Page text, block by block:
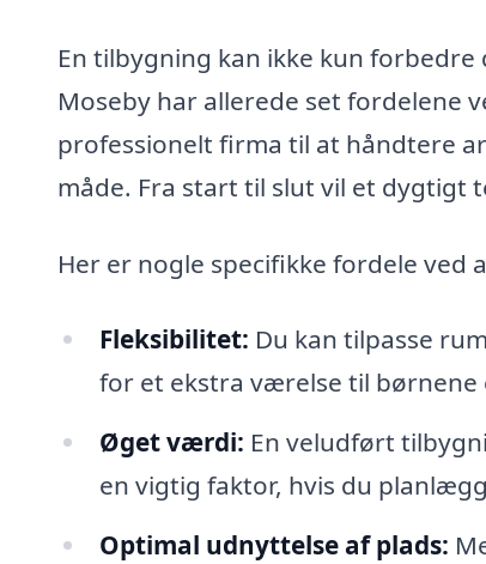
En tilbygning kan ikke kun
Moseby har allerede set fordelene
professionelt firma til at håndtere
måde. Fra start til slut vil et dygtigt
Her er nogle specifikke fordele ved
Fleksibilitet: Du kan tilpasse
for et ekstra værelse til børnene
Øget værdi: En veludført
en vigtig faktor, hvis du
Optimal udnyttelse af plads: